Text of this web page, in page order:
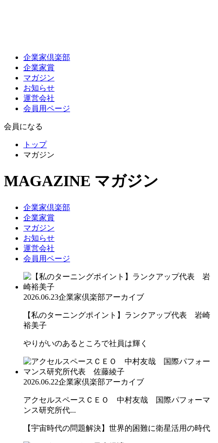
企業家倶楽部
企業家賞
マガジン
お知らせ
運営会社
会員用ページ
会員になる
トップ
マガジン
MAGAZINE マガジン
企業家倶楽部
企業家賞
マガジン
お知らせ
運営会社
会員用ページ
2026.06.23企業家倶楽部アーカイブ
【私のターニングポイント】ランクアップ代表 岩崎
裕美子
やりがいのあるところで社員は輝く
2026.06.22企業家倶楽部アーカイブ
アクセルスペースＣＥＯ 中村友哉 国際パフォーマ
ンス研究所代...
【宇宙時代の問題解決】世界的困難に衛星活用の時代